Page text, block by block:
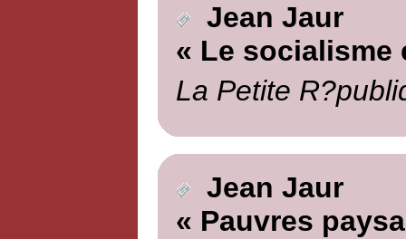
Jean Jaur
« Le socialisme
La Petite
Jean Jaur
« Pauvres